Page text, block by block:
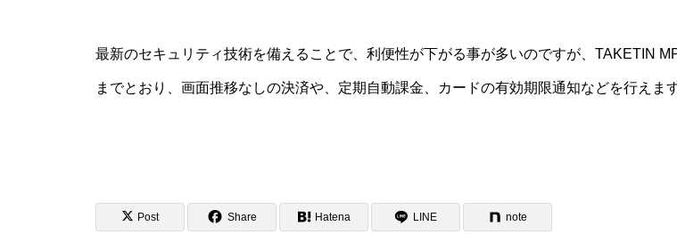
最新のセキュリティ技術を備えることで、利便性が下がる事が多いのですが、TAKETIN
までとおり、画面推移なしの決済や、定期自動課金、カードの有効期限通知などを行えます
Post Share Hatena LINE note